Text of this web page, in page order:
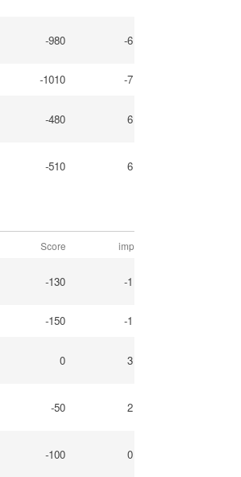
-980 -6
-1010 -7
-480 6
-510 6
Score imp
-130 -1
-150 -1
0 3
-50 2
-100 0